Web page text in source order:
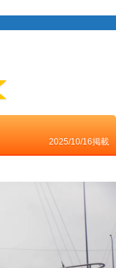
2025/10/16掲載